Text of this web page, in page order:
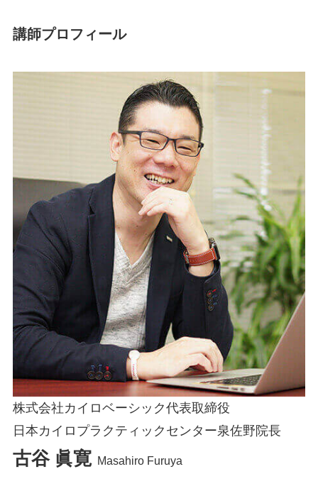
講師プロフィール
株式会社カイロベーシック代表取締役
日本カイロプラクティックセンター泉佐野院長
古谷 眞寛 Masahiro Furuya